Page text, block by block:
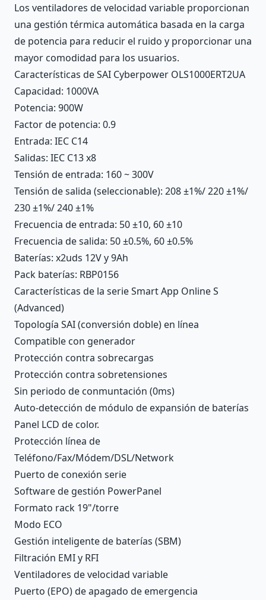
Los ventiladores de velocidad variable proporcionan
una gestión térmica automática basada en la carga
de potencia para reducir el ruido y proporcionar una
mayor comodidad para los usuarios.
Características de SAI Cyberpower OLS1000ERT2UA
Capacidad: 1000VA
Potencia: 900W
Factor de potencia: 0.9
Entrada: IEC C14
Salidas: IEC C13 x8
Tensión de entrada: 160 ~ 300V
Tensión de salida (seleccionable): 208 ±1%/ 220 ±1%/
230 ±1%/ 240 ±1%
Frecuencia de entrada: 50 ±10, 60 ±10
Frecuencia de salida: 50 ±0.5%, 60 ±0.5%
Baterías: x2uds 12V y 9Ah
Pack baterías: RBP0156
Características de la serie Smart App Online S
(Advanced)
Topología SAI (conversión doble) en línea
Compatible con generador
Protección contra sobrecargas
Protección contra sobretensiones
Sin periodo de conmuntación (0ms)
Auto-detección de módulo de expansión de baterías
Panel LCD de color.
Protección línea de
Teléfono/Fax/Módem/DSL/Network
Puerto de conexión serie
Software de gestión PowerPanel
Formato rack 19"/torre
Modo ECO
Gestión inteligente de baterías (SBM)
Filtración EMI y RFI
Ventiladores de velocidad variable
Puerto (EPO) de apagado de emergencia